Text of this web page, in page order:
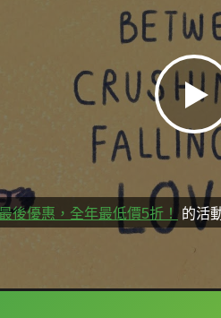
後優惠，全年最低價5折！ 的活